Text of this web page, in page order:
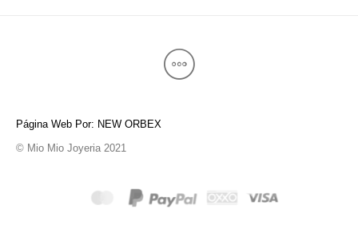
Página Web Por: NEW ORBEX
© Mio Mio Joyeria 2021